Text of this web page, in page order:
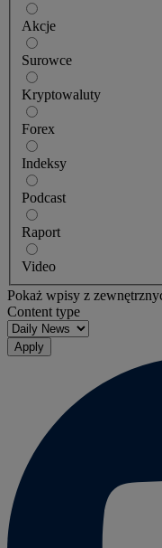
Akcje
Surowce
Kryptowaluty
Forex
Indeksy
Podcast
Raport
Video
Pokaż wpisy z
Content type
Apply